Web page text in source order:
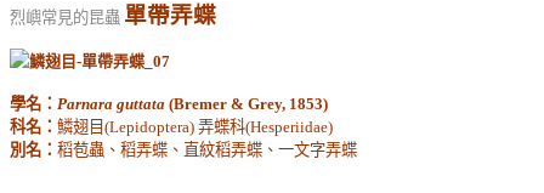
烈嶼常見的昆蟲 單帶弄蝶
學名： Parnara guttata (Bremer & Grey, 1853)
科名： 鱗翅目(Lepidoptera) 弄蝶科(Hesperiidae)
別名： 稻苞蟲、稻弄蝶、直紋稻弄蝶、一文字弄蝶